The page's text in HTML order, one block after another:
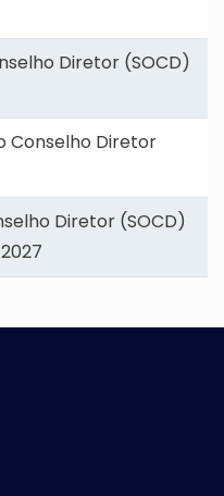
Diretor (SOCD)
Conselho Diretor
Diretor (SOCD)